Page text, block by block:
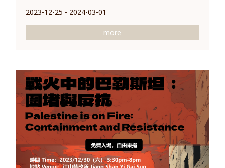
2023-12-25 - 2024-03-01
more